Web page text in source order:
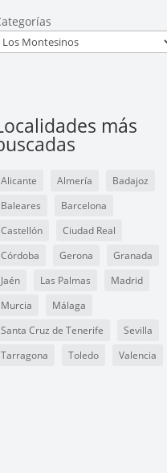
más
Alicante Almería
Badajoz
Baleares
Barcelona
Castellón
Ciudad Real
Córdoba
Gerona
Granada
Jaén
Las Palmas
Madrid
Murcia
Málaga
Santa Cruz de Tenerife
Sevilla
Tarragona
Toledo Valencia